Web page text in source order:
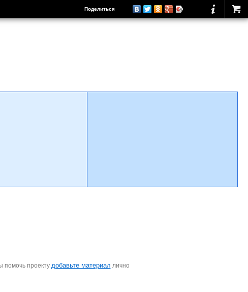
Поделиться
помочь проекту добавьте материал лично